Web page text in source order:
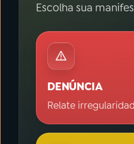
Escolha sua
DENÚNCIA
Relate